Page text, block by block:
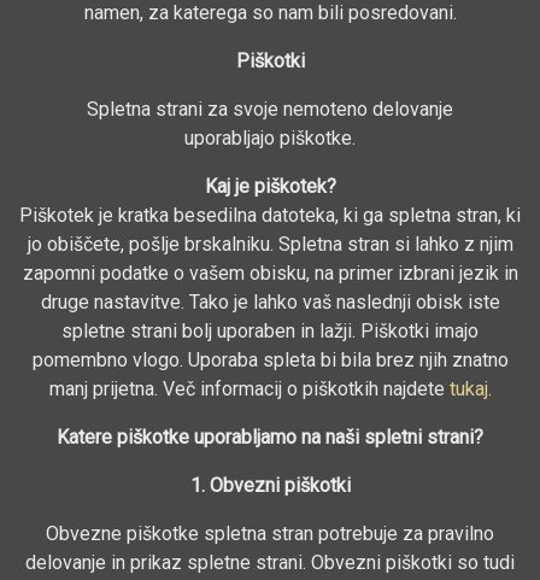
namen, za katerega so nam bili posredovani.
Piškotki
Spletna strani za svoje nemoteno delovanje
uporabljajo piškotke.
Kaj je piškotek?
Piškotek je kratka besedilna datoteka, ki ga spletna stran, ki
jo obiščete, pošlje brskalniku. Spletna stran si lahko z njim
zapomni podatke o vašem obisku, na primer izbrani jezik in
druge nastavitve. Tako je lahko vaš naslednji obisk iste
spletne strani bolj uporaben in lažji. Piškotki imajo
pomembno vlogo. Uporaba spleta bi bila brez njih znatno
manj prijetna. Več informacij o piškotkih najdete tukaj.
Katere piškotke uporabljamo na naši spletni strani?
1. Obvezni piškotki
Obvezne piškotke spletna stran potrebuje za pravilno
delovanje in prikaz spletne strani. Obvezni piškotki so tudi